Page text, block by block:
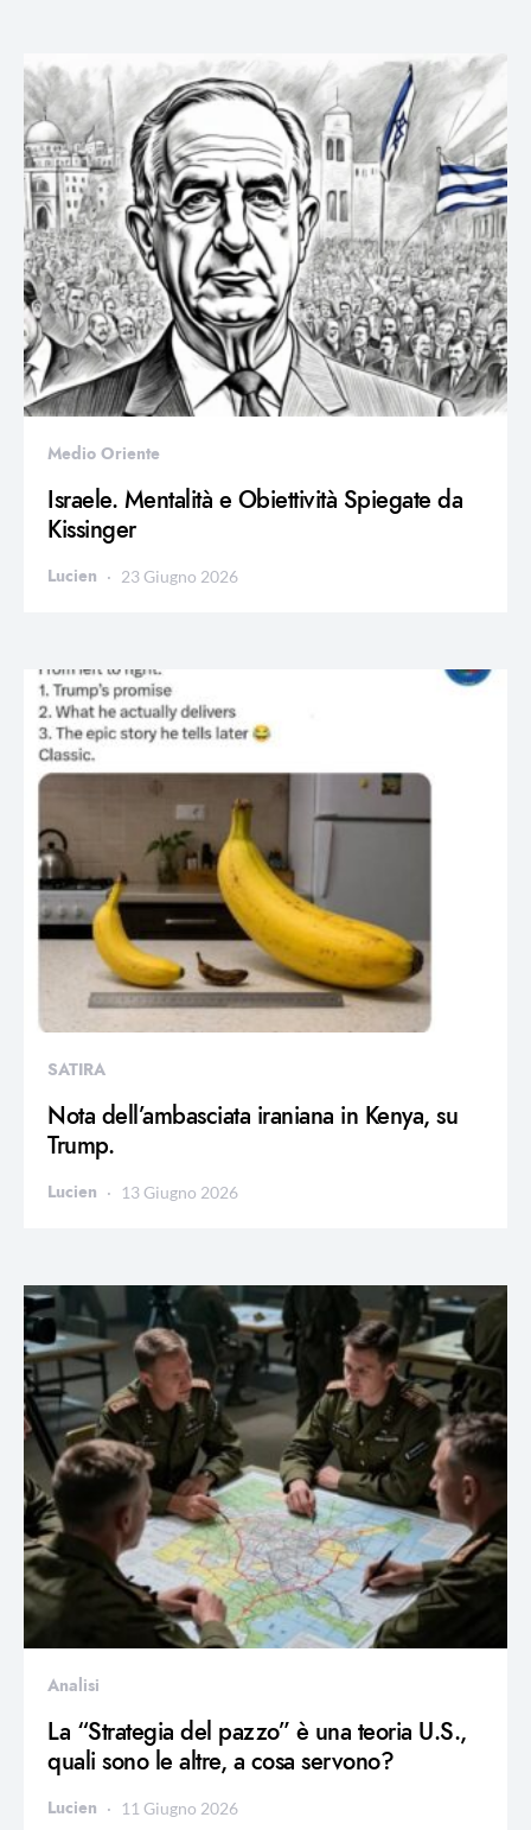
Medio Oriente
Israele. Mentalità e Obiettività Spiegate da
Kissinger
Lucien 23 Giugno 2026
SATIRA
Nota dell’ambasciata iraniana in Kenya, su
Trump.
Lucien 13 Giugno 2026
Analisi
La “Strategia del pazzo” è una teoria U.S.,
quali sono le altre, a cosa servono?
Lucien 11 Giugno 2026